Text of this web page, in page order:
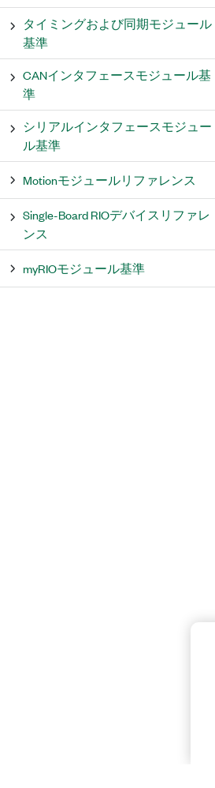
タイミングおよび同期モジュール
基準
CANインタフェースモジュール基
準
シリアルインタフェースモジュー
ル基準
Motionモジュールリファレンス
Single-Board RIOデバイスリファレ
ンス
myRIOモジュール基準